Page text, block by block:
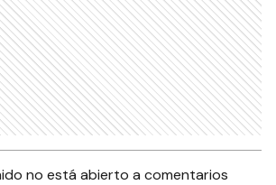
no está abierto a comentarios